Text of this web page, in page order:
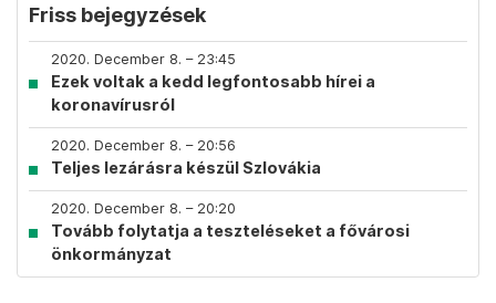
Friss bejegyzések
2020. December 8. – 23:45
Ezek voltak a kedd legfontosabb hírei a
koronavírusról
2020. December 8. – 20:56
Teljes lezárásra készül Szlovákia
2020. December 8. – 20:20
Tovább folytatja a teszteléseket a fővárosi
önkormányzat